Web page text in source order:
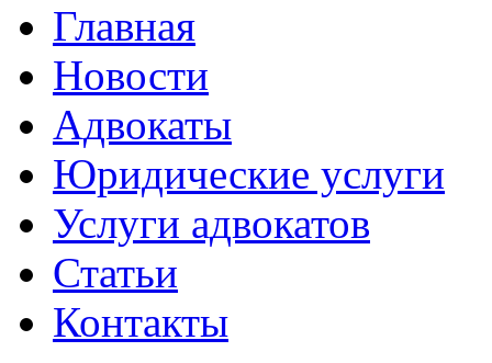
Главная
Новости
Адвокаты
Юридические услуги
Услуги адвокатов
Статьи
Контакты